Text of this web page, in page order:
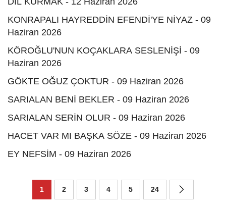
KONRAPALI HAYREDDİN EFENDİ'YE NİYAZ - 09
Haziran 2026
KÖROĞLU'NUN KOÇAKLARA SESLENİŞİ - 09
Haziran 2026
GÖKTE OĞUZ ÇOKTUR - 09 Haziran 2026
SARIALAN BENİ BEKLER - 09 Haziran 2026
SARIALAN SERİN OLUR - 09 Haziran 2026
HACET VAR MI BAŞKA SÖZE - 09 Haziran 2026
EY NEFSİM - 09 Haziran 2026
1 2 3 4 5 24